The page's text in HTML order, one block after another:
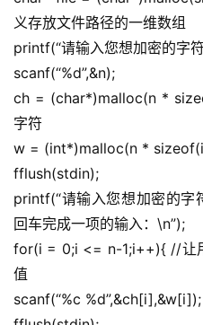
义存放文件路径的一维数组
printf(“请输入您想加密的字
scanf(“%d”,&n);
ch = (char*)malloc(n *
字符
w = (int*)malloc(n *
fflush(stdin);
printf(“请输入您想加密的字
回车完成一项的输入：\n”);
for(i = 0;i <= n-1;i++){ //让
值
scanf(“%c %d”,&ch[i],&w[i]);